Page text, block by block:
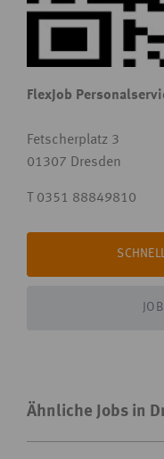
FlexJob
Fetscherplatz 3
01307 Dresden
T 0351 88849810
JOB
Ähnliche Jobs in